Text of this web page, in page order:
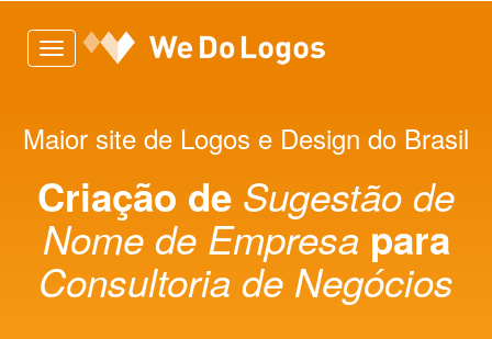
Toggle
navigation
Maior site de Logos e Design do Brasil
Criação de Sugestão de
Nome de Empresa para
Consultoria de Negócios